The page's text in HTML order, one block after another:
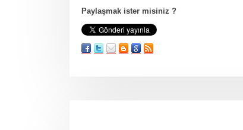
Paylaşmak ister misiniz ?